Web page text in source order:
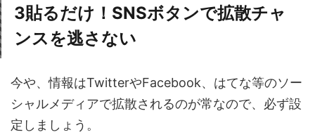
3貼るだけ！SNSボタンで拡散チャ
ンスを逃さない
今や、情報はTwitterやFacebook、はてな等のソー
シャルメディアで拡散されるのが常なので、必ず設
定しましょう。